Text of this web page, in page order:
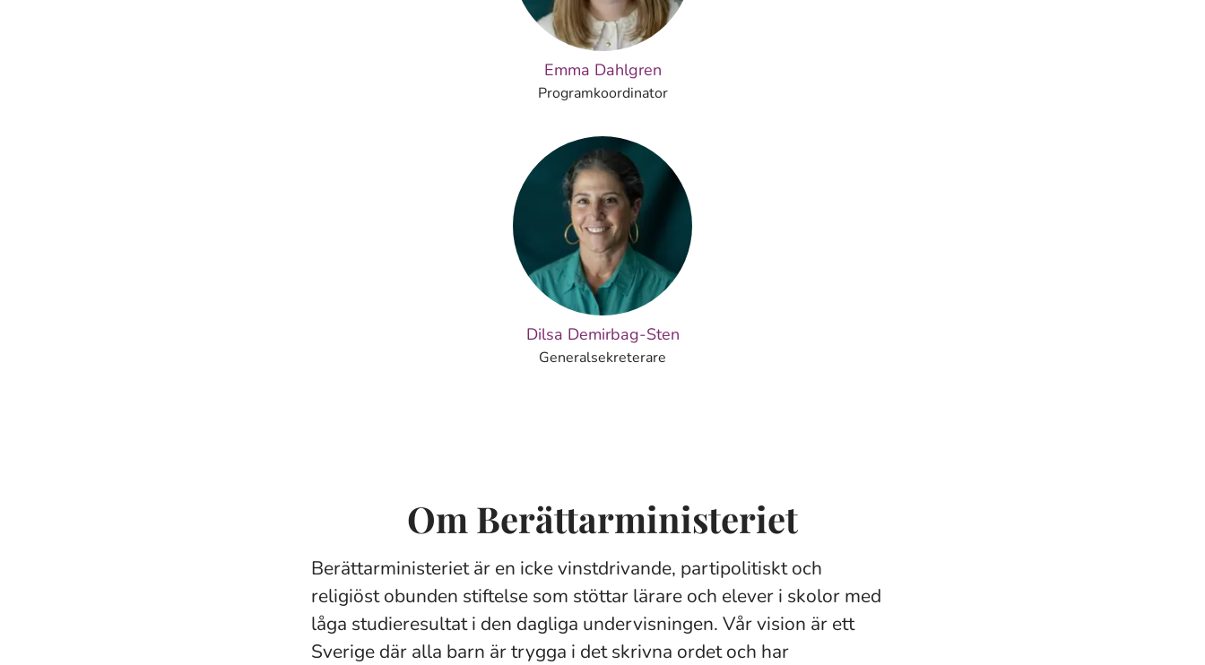
Emma Dahlgren
Programkoordinator
Dilsa Demirbag-Sten
Generalsekreterare
Om Berättarministeriet
Berättarministeriet är en icke vinstdrivande, partipolitiskt och
religiöst obunden stiftelse som stöttar lärare och elever i skolor med
låga studieresultat i den dagliga undervisningen. Vår vision är ett
Sverige där alla barn är trygga i det skrivna ordet och har